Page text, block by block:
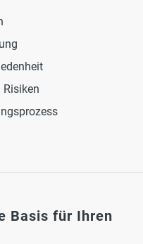
Risiken
Basis für Ihren